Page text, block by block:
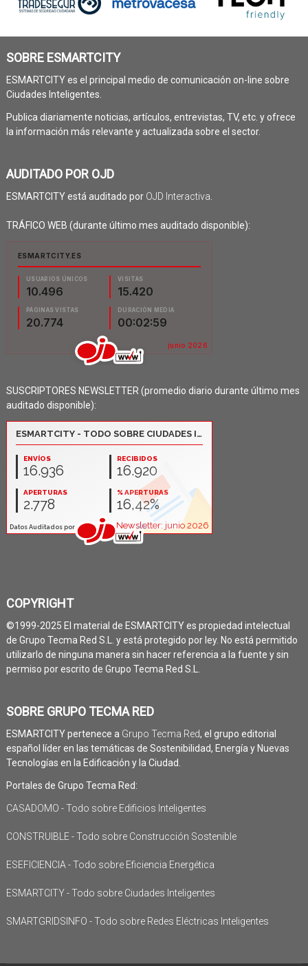
SOBRE ESMARTCITY
ESMARTCITY es el principal medio de comunicación on-line sobre
Ciudades Inteligentes.
Publica diariamente noticias, artículos, entrevistas, TV, etc. y ofrece
la información más relevante y actualizada sobre el sector.
AUDITADO POR OJD
ESMARTCITY está auditado por OJD Interactiva
TRÁFICO WEB (durante último mes auditado disponible):
SUSCRIPTORES NEWSLETTER (promedio diario durante último mes
auditado disponible):
COPYRIGHT
©1999-2025 El material de ESMARTCITY es propiedad intelectual
de Grupo Tecma Red S.L. y está protegido por ley. No está permitido
utilizarlo de ninguna manera sin hacer referencia a la fuente y sin
permiso por escrito de Grupo Tecma Red S.L.
SOBRE GRUPO TECMA RED
ESMARTCITY pertenece a Grupo Tecma Red, el grupo editorial
español líder en las temáticas de Sostenibilidad, Energía y Nuevas
Tecnologías en la Edificación y la Ciudad.
Portales de Grupo Tecma Red:
CASADOMO - Todo sobre Edificios Inteligentes
CONSTRUIBLE - Todo sobre Construcción Sostenible
ESEFICIENCIA - Todo sobre Eficiencia Energética
ESMARTCITY - Todo sobre Ciudades Inteligentes
SMARTGRIDSINFO - Todo sobre Redes Eléctricas Inteligentes